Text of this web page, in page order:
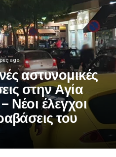
ago
αστυνομικές
στην Αγία
έλεγχοι
του